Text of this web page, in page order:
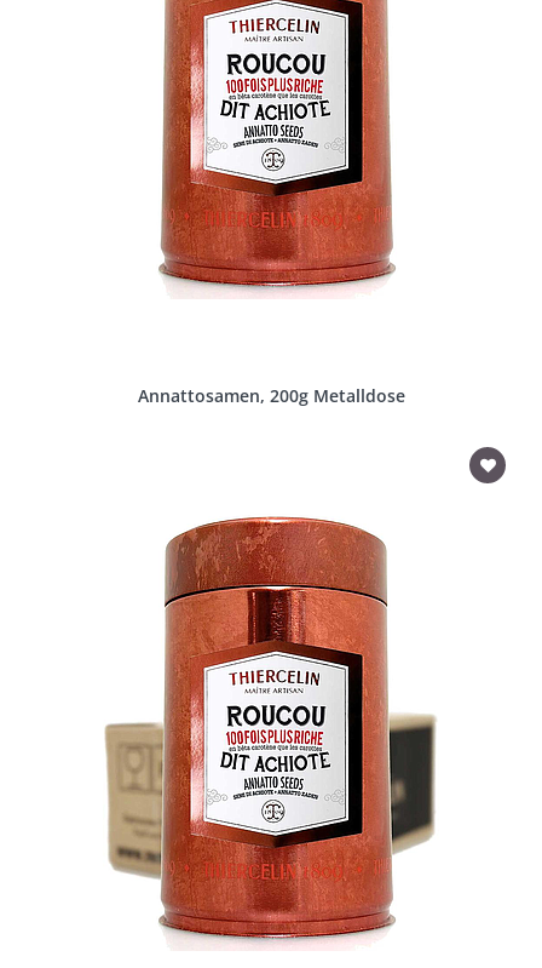
Annattosamen, 200g Metalldose